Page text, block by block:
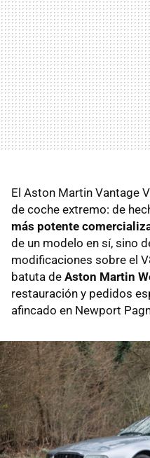
El Aston Martin Vantage
de coche extremo: de
más potente
de un modelo en sí, sino
modificaciones sobre el
batuta de Aston Martin
restauración y pedidos
afincado en Newport